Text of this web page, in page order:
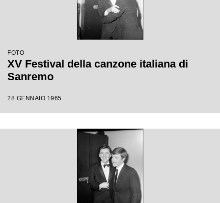
FOTO
XV Festival della canzone italiana di
Sanremo
28 GENNAIO 1965